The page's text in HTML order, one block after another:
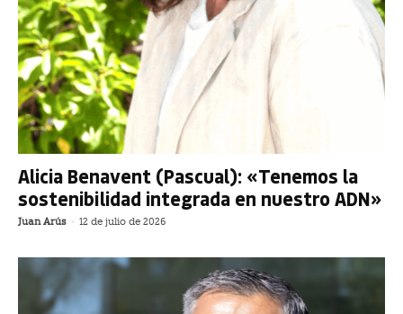
Alicia Benavent (Pascual): «Tenemos la
sostenibilidad integrada en nuestro ADN»
Juan Arús - 12 de julio de 2026